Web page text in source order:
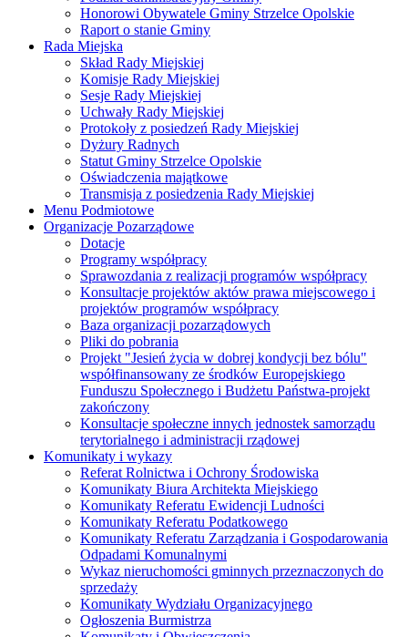
Honorowi Obywatele Gminy Strzelce Opolskie
Raport o stanie Gminy
Rada Miejska
Skład Rady Miejskiej
Komisje Rady Miejskiej
Sesje Rady Miejskiej
Uchwały Rady Miejskiej
Protokoły z posiedzeń Rady Miejskiej
Dyżury Radnych
Statut Gminy Strzelce Opolskie
Oświadczenia majątkowe
Transmisja z posiedzenia Rady Miejskiej
Menu Podmiotowe
Organizacje Pozarządowe
Dotacje
Programy współpracy
Sprawozdania z realizacji programów współpracy
Konsultacje projektów aktów prawa miejscowego i
projektów programów współpracy
Baza organizacji pozarządowych
Pliki do pobrania
Projekt "Jesień życia w dobrej kondycji bez bólu"
współfinansowany ze środków Europejskiego
Funduszu Społecznego i Budżetu Państwa-projekt
zakończony
Konsultacje społeczne innych jednostek samorządu
terytorialnego i administracji rządowej
Komunikaty i wykazy
Referat Rolnictwa i Ochrony Środowiska
Komunikaty Biura Architekta Miejskiego
Komunikaty Referatu Ewidencji Ludności
Komunikaty Referatu Podatkowego
Komunikaty Referatu Zarządzania i Gospodarowania
Odpadami Komunalnymi
Wykaz nieruchomości gminnych przeznaczonych do
sprzedaży
Komunikaty Wydziału Organizacyjnego
Ogłoszenia Burmistrza